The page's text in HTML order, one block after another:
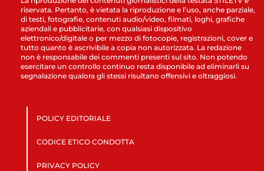
riservata. Pertanto, è vietata la riproduzione e l’uso, anche parziale,
di testi, fotografie, contenuti audio/video, filmati, loghi, grafiche
aziendali e pubblicitarie, con qualsiasi dispositivo
elettronico/digitale o per mezzo di fotocopie, registrazioni, cover e
tutto quanto è ascrivibile a copia non autorizzata. La redazione
non è responsabile dei commenti presenti sul sito. Non potendo
esercitare un controllo continuo resta disponibile ad eliminarli su
segnalazione qualora gli stessi risultano offensivi e oltraggiosi.
POLICY EDITORIALE
CODICE ETICO CONDOTTA
PRIVACY POLICY